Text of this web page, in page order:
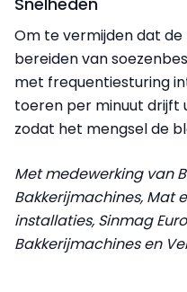
Om te vermijden dat
bereiden van
met frequentiesturing
toeren per minuut drijft
zodat het mengsel de
Met medewerking van
Bakkerijmachines, Mat
installaties, Sinmag
Bakkerijmachines en